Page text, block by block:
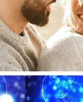
BurdaMedia
Extra
SVĚT ŽENY -
ROČNÍ
SADA